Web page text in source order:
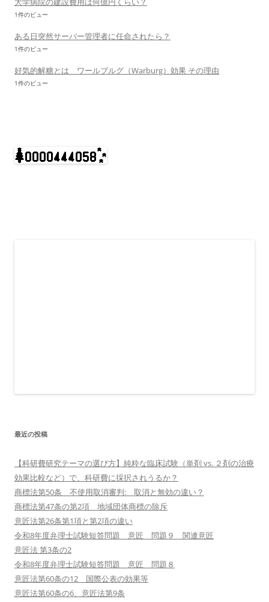
1件のビュー
ある日突然サーバー管理者に任命されたら？
1件のビュー
好気的解糖とは ワールブルグ（Warburg）効果 その理由
1件のビュー
最近の投稿
【科研費研究テーマの選び方】純粋な臨床試験（単剤 vs. ２剤の治療
効果比較など）で、科研費に採択されうるか？
商標法第50条 不使用取消審判: 取消と無効の違い？
商標法第47条の第2項 地域団体商標の除斥
意匠法第26条第1項と第2項の違い
令和8年度弁理士試験短答問題 意匠 問題９ 関連意匠
意匠法 第3条の2
令和8年度弁理士試験短答問題 意匠 問題８
意匠法第60条の12 国際公表の効果等
意匠法第60条の6、意匠法第9条